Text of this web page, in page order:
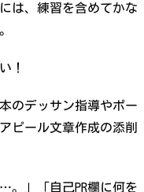
は、練習を含めてかな
！
のデッサン指導やポー
ピール文章作成の添削
。」「自己PR欄に何を